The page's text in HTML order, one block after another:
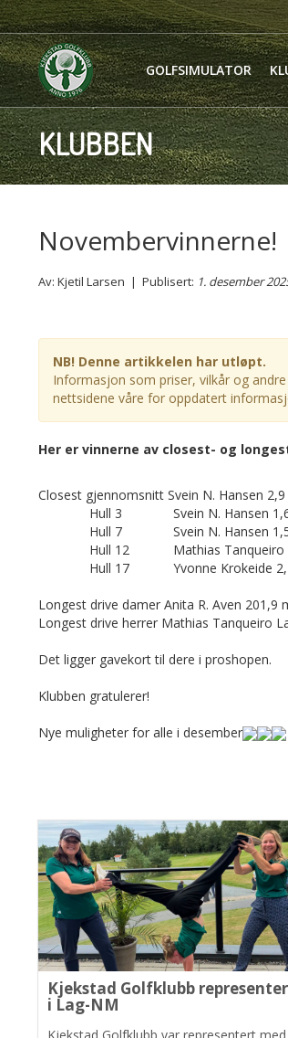
GOLFSIMULATOR
KLUBBEN
Novembervinnerne!
Av: Kjetil Larsen | Publisert: 1. desember
NB! Denne artikkelen har utløpt.
Informasjon som priser, vilkår og
nettsidene våre for oppdatert
Her er vinnerne av closest- og
Closest gjennomsnitt Svein N. Hansen
Hull 3 Svein N. Hansen 1,6
Hull 7 Svein N. Hansen 1,5
Hull 12 Mathias Tanqueiro
Hull 17 Yvonne Krokeide
Longest drive damer Anita R. Aven 201,9
Longest drive herrer Mathias Tanqueiro
Det ligger gavekort til dere i proshopen.
Klubben gratulerer!
Nye muligheter for alle i desember
Kjekstad Golfklubb
i Lag-NM
Kjekstad Golfklubb var representert med